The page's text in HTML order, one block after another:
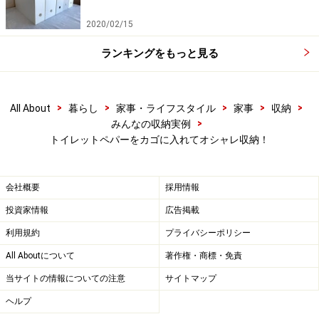
2020/02/15
ランキングをもっと見る
All About > 暮らし > 家事・ライフスタイル > 家事 > 収納
>
みんなの収納実例
>
トイレットペパーをカゴに入れてオシャレ収納！
会社概要 採用情報
投資家情報 広告掲載
利用規約 プライバシーポリシー
All Aboutについて 著作権・商標・免責
当サイトの情報についての注意 サイトマップ
ヘルプ